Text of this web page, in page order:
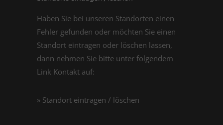
Haben Sie bei unseren Standorten einen
Fehler gefunden oder möchten Sie einen
Standort eintragen oder löschen lassen,
dann nehmen Sie bitte unter folgendem
Link Kontakt auf:
» Standort eintragen / löschen